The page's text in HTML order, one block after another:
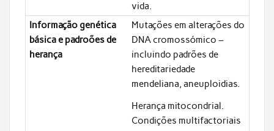
vida.
Informação genética
básica e padroões de
herança
Mutações em alterações do
DNA cromossómico –
incluindo padrões de
hereditariedade
mendeliana, aneuploidias.
Herança mitocondrial.
Condições multifactoriais